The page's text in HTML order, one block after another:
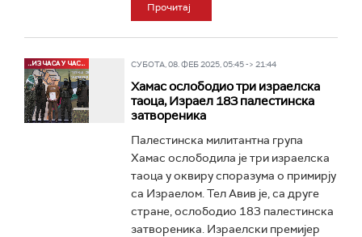
Прочитај
СУБОТА, 08. ФЕБ 2025, 05:45 -> 21:44
Хамас ослобoдио три израелска
таоца, Израел 183 палестинска
затвореника
Палестинска милитантна група
Хамас ослободила је три израелска
таоца у оквиру споразума о примирју
са Израелом. Тел Авив је, са друге
стране, ослободио 183 палестинска
затвореника. Израелски премијер